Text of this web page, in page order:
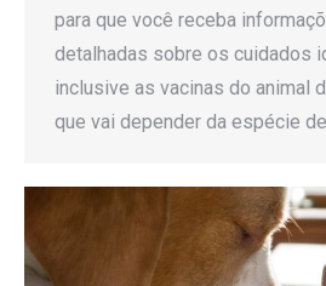
para que você receba
detalhadas sobre os cuidados
inclusive as vacinas do animal
que vai depender da espécie